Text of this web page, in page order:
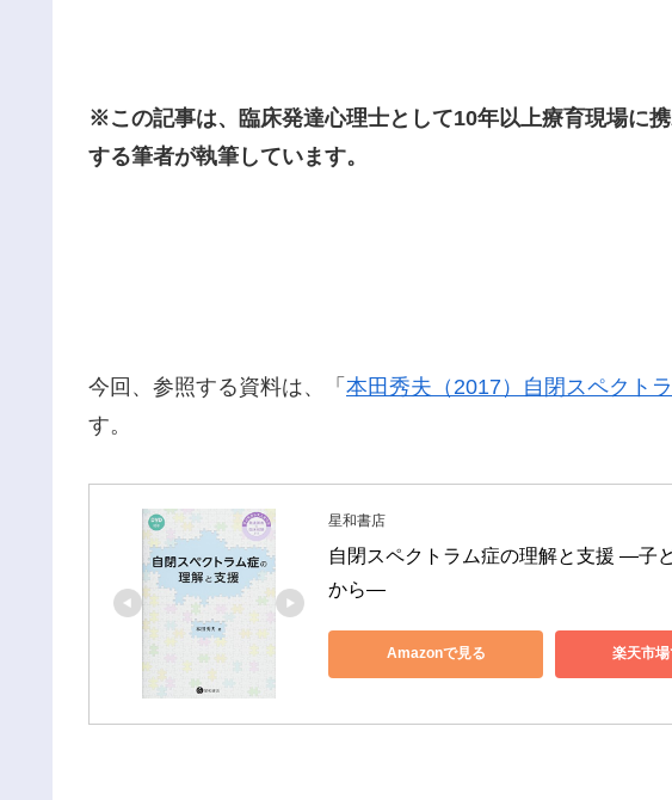
※この記事は、臨床発達心理士として10年以上療育現場に
する筆者が執筆しています。
今回、参照する資料は、「 本田秀夫（2017）自閉スペクト
す。
星和書店
自閉スペクトラム症の理解と支援 ―子
から―
Amazonで見る 楽天市